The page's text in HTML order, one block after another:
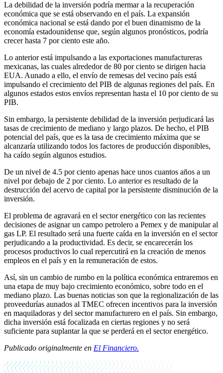
La debilidad de la inversión podría mermar a la recuperación
económica que se está observando en el país. La expansión
económica nacional se está dando por el buen dinamismo de la
economía estadounidense que, según algunos pronósticos, podría
crecer hasta 7 por ciento este año.
Lo anterior está impulsando a las exportaciones manufactureras
mexicanas, las cuales alrededor de 80 por ciento se dirigen hacia
EUA. Aunado a ello, el envío de remesas del vecino país está
impulsando el crecimiento del PIB de algunas regiones del país. En
algunos estados estos envíos representan hasta el 10 por ciento de su
PIB.
Sin embargo, la persistente debilidad de la inversión perjudicará las
tasas de crecimiento de mediano y largo plazos. De hecho, el PIB
potencial del país, que es la tasa de crecimiento máxima que se
alcanzaría utilizando todos los factores de producción disponibles,
ha caído según algunos estudios.
De un nivel de 4.5 por ciento apenas hace unos cuantos años a un
nivel por debajo de 2 por ciento. Lo anterior es resultado de la
destrucción del acervo de capital por la persistente disminución de la
inversión.
El problema de agravará en el sector energético con las recientes
decisiones de asignar un campo petrolero a Pemex y de manipular al
gas LP. El resultado será una fuerte caída en la inversión en el sector
perjudicando a la productividad. Es decir, se encarecerán los
procesos productivos lo cual repercutirá en la creación de menos
empleos en el país y en la remuneración de estos.
Así, sin un cambio de rumbo en la política económica entraremos en
una etapa de muy bajo crecimiento económico, sobre todo en el
mediano plazo. Las buenas noticias son que la regionalización de las
proveedurías aunados al TMEC ofrecen incentivos para la inversión
en maquiladoras y del sector manufacturero en el país. Sin embargo,
dicha inversión está focalizada en ciertas regiones y no será
suficiente para suplantar la que se perderá en el sector energético.
Publicado originalmente en El Financiero.